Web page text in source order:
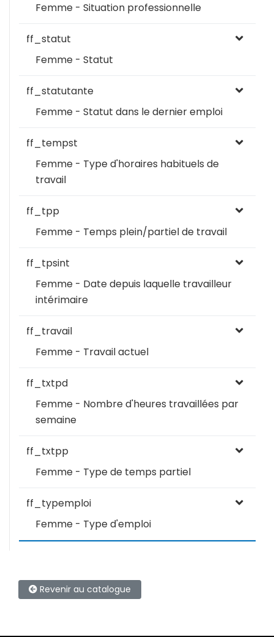
Femme - Situation professionnelle
ff_statut
Femme - Statut
ff_statutante
Femme - Statut dans le dernier emploi
ff_tempst
Femme - Type d'horaires habituels de
travail
ff_tpp
Femme - Temps plein/partiel de travail
ff_tpsint
Femme - Date depuis laquelle travailleur
intérimaire
ff_travail
Femme - Travail actuel
ff_txtpd
Femme - Nombre d'heures travaillées par
semaine
ff_txtpp
Femme - Type de temps partiel
ff_typemploi
Femme - Type d'emploi
Revenir au catalogue